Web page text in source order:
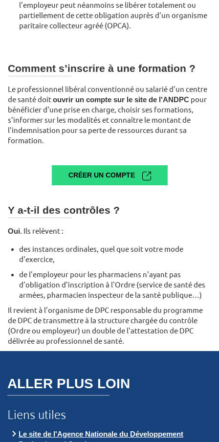
l'employeur peut néanmoins se libérer totalement ou
partiellement de cette obligation auprès d'un organisme
paritaire collecteur agréé (OPCA).
Comment s’inscrire à une formation ?
Le professionnel libéral conventionné ou salarié d'un centre
de santé doitouvrir un compte sur le site de l'ANDPC pour
bénéficier d'une prise en charge, choisir ses formations,
s'informer sur les modalités et connaître le montant de
l'indemnisation pour sa perte de ressources durant sa
formation.
CRÉER UN COMPTE
Y a-t-il des contrôles ?
Oui. Ils relèvent :
des instances ordinales, quel que soit votre mode
d'exercice,
de l'employeur pour les pharmaciens n'ayant pas
d'obligation d'inscription à l'Ordre (service de santé des
armées, pharmacien inspecteur de la santé publique…)
Il revient à l'organisme de DPC responsable du programme
de DPC de transmettre à la structure chargée du contrôle
(Ordre ou employeur) un double de l'attestation de DPC
délivrée au professionnel de santé.
ALLER PLUS LOIN
Liens utiles
Le site de l'Agence Nationale du Développement